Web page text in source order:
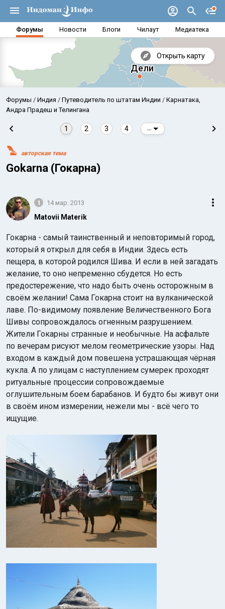
Форумы Новости Блоги Чилаут Медиатека
Открыть карту
Аравийское море
Индийский океан
Форумы Индия Путеводитель по штатам Индии
Карнатака,
Андра Прадеш и Телингана
1 2 3 4
авторская тема
Gokarna (Гокарна)
1 14 мар. 2013
Matovii Materik
​Гокарна - самый таинственный и неповторимый город,
который я открыл для себя в Индии. Здесь есть
пещера, в которой родился Шива. И если в ней загадать
желание, то оно непременно сбудется. Но есть
предостережение, что надо быть очень осторожным в
своём желании! Сама Гокарна стоит на вулканической
лаве. По-видимому появление Величественного Бога
Шивы сопровождалось огненным разрушением.
Жители Гокарны странные и необычные. На асфальте
по вечерам рисуют мелом геометрические узоры. Над
входом в каждый дом повешена устрашающая чёрная
кукла. А по улицам с наступлением сумерек проходят
ритуальные процессии сопровождаемые
оглушительным боем барабанов. И будто бы живут они
в своём ином измерении, нежели мы - всё чего то
ищущие.